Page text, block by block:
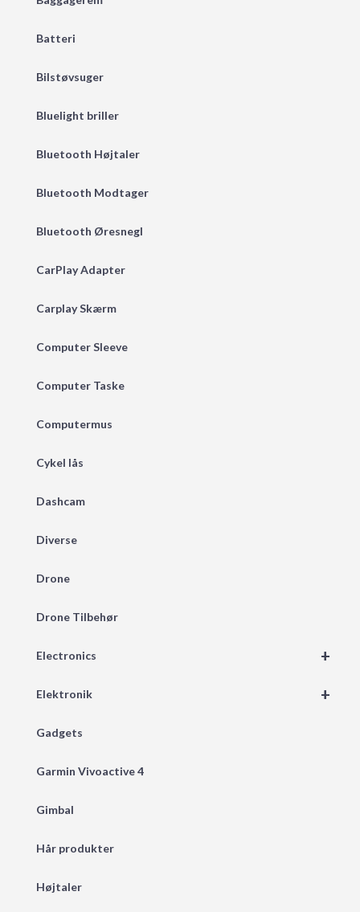
Batteri
Bilstøvsuger
Bluelight briller
Bluetooth Højtaler
Bluetooth Modtager
Bluetooth Øresnegl
CarPlay Adapter
Carplay Skærm
Computer Sleeve
Computer Taske
Computermus
Cykel lås
Dashcam
Diverse
Drone
Drone Tilbehør
+
Electronics
+
Elektronik
Gadgets
Garmin Vivoactive 4
Gimbal
Hår produkter
Højtaler